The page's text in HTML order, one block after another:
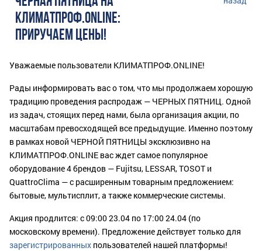
КЛИМАТПРОФ.ONLINE:
ПРИРУЧАЕМ ЦЕНЫ!
Уважаемые пользователи КЛИМАТПРОФ.ONLINE!
Рады информировать вас о том, что мы продолжаем хорошую
традицию проведения распродаж — ЧЕРНЫХ ПЯТНИЦ. Одной
из задач, стоящих перед нами, была организация акции, по
масштабам превосходящей все предыдущие. Именно поэтому
в рамках новой ЧЕРНОЙ ПЯТНИЦЫ эксклюзивно на
КЛИМАТПРОФ.ONLINE вас ждет самое популярное
оборудование 4 брендов — Fujitsu, LESSAR, TOSOT и
QuattroClima — с расширенным товарным предложением:
бытовые, мультисплит, а также коммерческие системы.
Акция продлится: с 09:00 23.04 по 17:00 24.04 (по
московскому времени). Предложение действует только для
зарегистрированных пользователей нашей платформы!